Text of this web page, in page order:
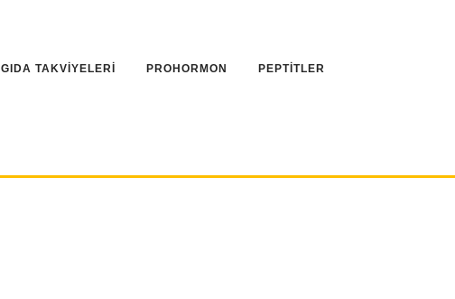
GIDA TAKVİYELERİ PROHORMON PEPTİTLER